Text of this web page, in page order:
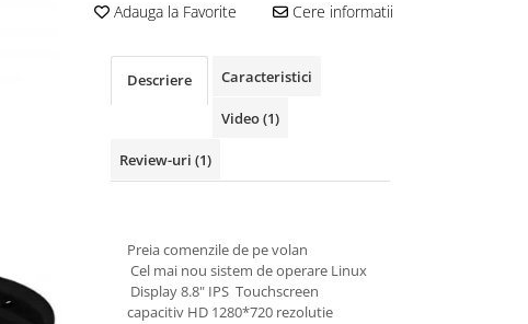
Adauga la Favorite Cere informatii
Descriere Caracteristici
Video(1)
Review-uri (1)
Preia comenzile de pe volan
Cel mai nou sistem de operare Linux
Display 8.8" IPS Touchscreen
capacitiv HD 1280*720 rezolutie